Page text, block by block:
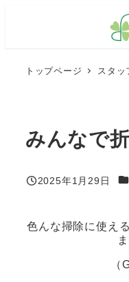
トップページ スタッ
みんなで
投稿日
2025年1月29日
色んな掃除に使え
（